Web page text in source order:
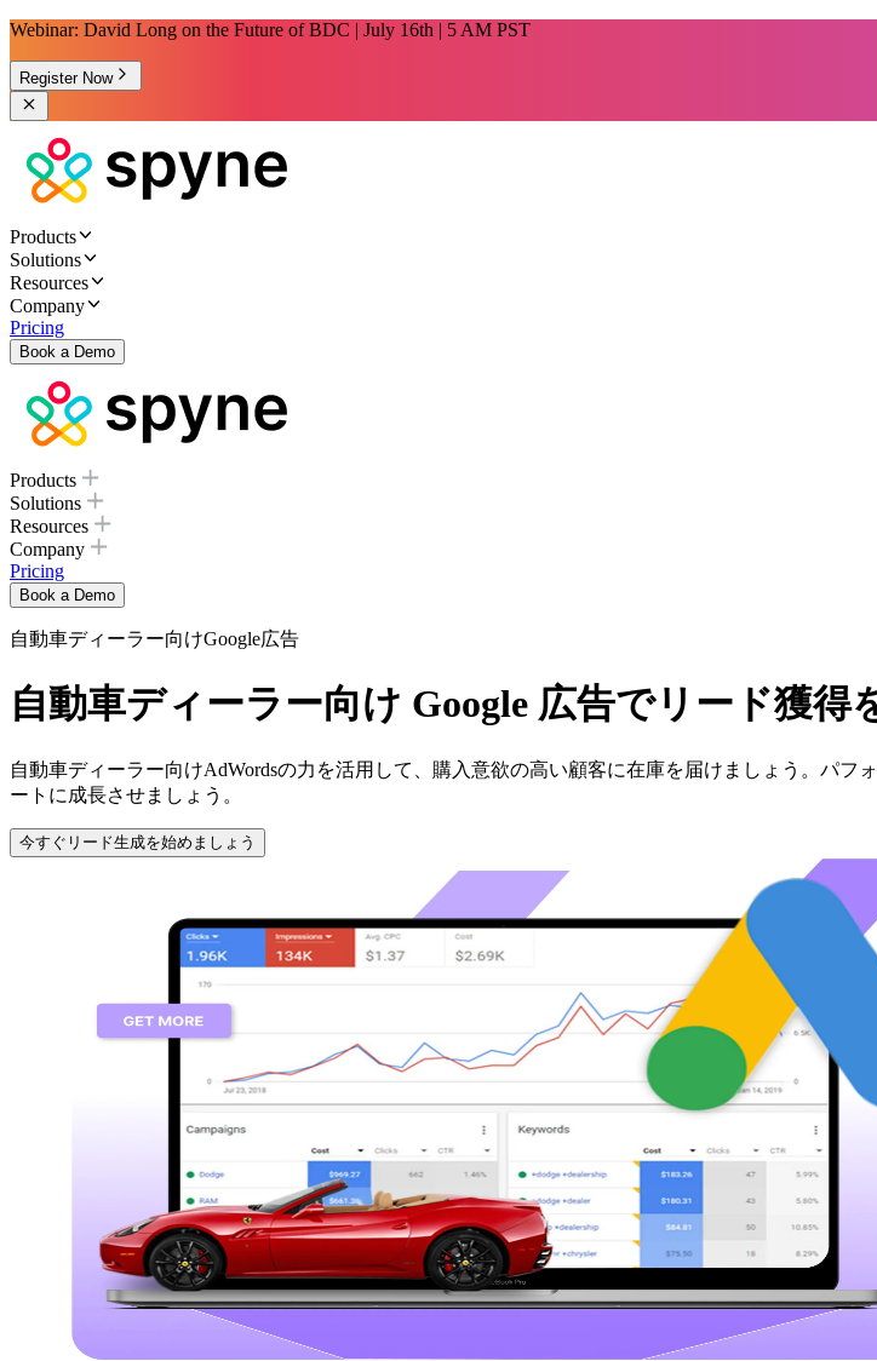
Webinar: David Long on the Future of BDC | July 16th | 5 AM PST
Register Now
Products
Solutions
Resources
Company
Pricing
Book a Demo
Products
Solutions
Resources
Company
Pricing
Book a Demo
自動車ディーラー向けGoogle広告
自動車ディーラー向け Google 広告でリード獲得
自動車ディーラー向けAdWordsの力を活用して、購入意欲の高い顧客に在庫を届けましょう。パ
ートに成長させましょう。
今すぐリード生成を始めましょう